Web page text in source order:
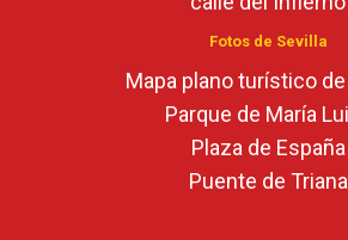
Fotos de Sevilla
Mapa plano turístico
Parque de María
Plaza de España
Puente de Triana